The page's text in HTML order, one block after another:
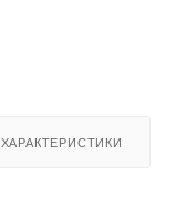
ХАРАКТЕРИСТИКИ